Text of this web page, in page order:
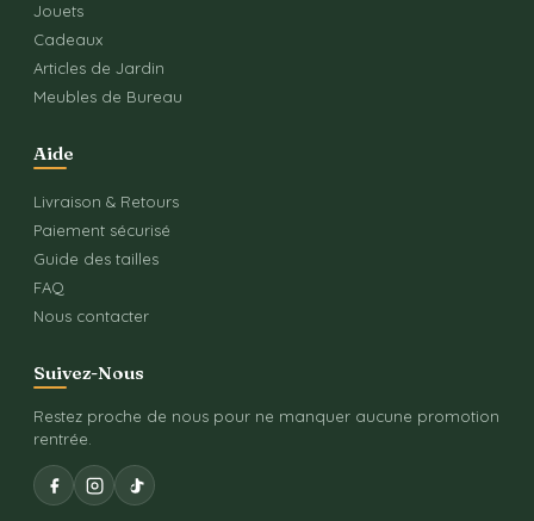
Jouets
Cadeaux
Articles de Jardin
Meubles de Bureau
Aide
Livraison & Retours
Paiement sécurisé
Guide des tailles
FAQ
Nous contacter
Suivez-Nous
Restez proche de nous pour ne manquer aucune promotion
rentrée.